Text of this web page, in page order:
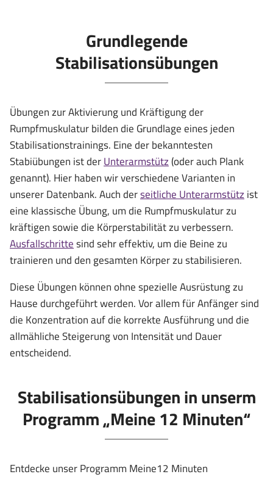
Grundlegende
Stabilisationsübungen
Übungen zur Aktivierung und Kräftigung der
Rumpfmuskulatur bilden die Grundlage eines jeden
Stabilisationstrainings. Eine der bekanntesten
Stabiübungen ist derUnterarmstütz(oder auch Plank
genannt). Hier haben wir verschiedene Varianten in
unserer Datenbank. Auch derseitliche Unterarmstützist
eine klassische Übung, um die Rumpfmuskulatur zu
kräftigen sowie die Körperstabilität zu verbessern.
Ausfallschrittesind sehr effektiv, um die Beine zu
trainieren und den gesamten Körper zu stabilisieren.
Diese Übungen können ohne spezielle Ausrüstung zu
Hause durchgeführt werden. Vor allem für Anfänger sind
die Konzentration auf die korrekte Ausführung und die
allmähliche Steigerung von Intensität und Dauer
entscheidend.
Stabilisationsübungen in unserm
Programm „Meine 12 Minuten“
Entdecke unser Programm Meine12 Minuten